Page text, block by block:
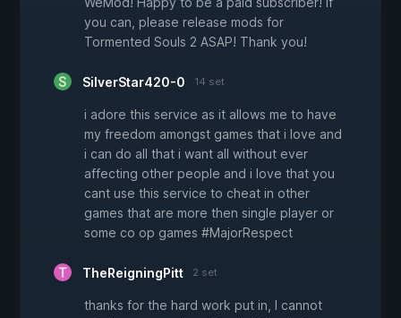
you can, please release mods for
Tormented Souls 2 ASAP! Thank you!
SilverStar420-0 14 set
i adore this service as it allows me to have
my freedom amongst games that i love and
i can do all that i want all without ever
affecting other people and i love that you
cant use this service to cheat in other
games that are more then single player or
some co op games #MajorRespect
TheReigningPitt 2 set
thanks for the hard work put in, I cannot